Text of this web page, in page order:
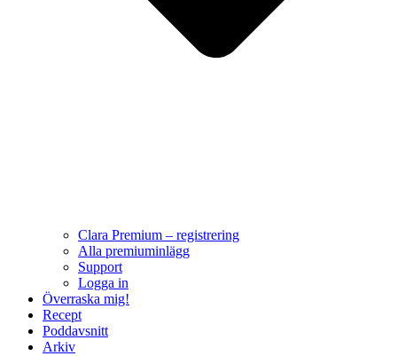
Clara Premium – registrering
Alla premiuminlägg
Support
Logga in
Överraska mig!
Recept
Poddavsnitt
Arkiv